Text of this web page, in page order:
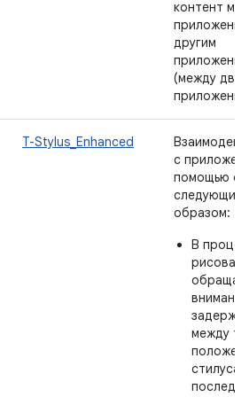
контент
другим
(между
T-Stylus_Enhanced
с
помощью
следующим
образом:
В
задержку
между
стилуса